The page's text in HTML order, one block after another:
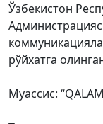
Ўзбекистон
рўйхатга
Муассис: